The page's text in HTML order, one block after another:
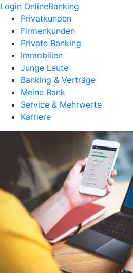
Login OnlineBanking
Privatkunden
Firmenkunden
Private Banking
Immobilien
Junge Leute
Banking & Verträge
Meine Bank
Service & Mehrwerte
Karriere